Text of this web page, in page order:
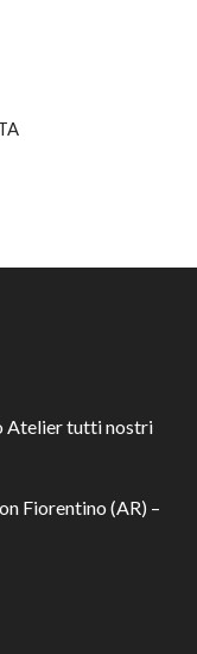
Atelier tutti nostri
Fiorentino (AR) –